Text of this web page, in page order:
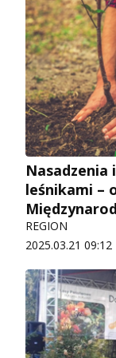
Nasadzenia
leśnikami –
REGION
2025.03.21 09:12